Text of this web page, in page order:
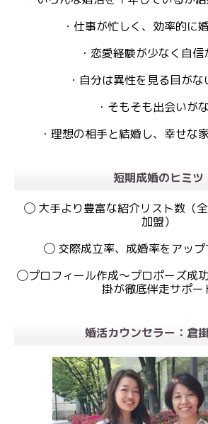
・仕事が忙しく、効率的に
・恋愛経験が少なく自信
・自分は異性を見る目がな
・そもそも出会いが
・理想の相手と結婚し、幸せな
短期成婚のヒミツ
◯ 大手より豊富な紹介リスト数（
加盟）
◯ 交際成立率、成婚率をアップ
◯プロフィール作成〜プロポーズ成
掛が徹底伴走サポー
婚活カウンセラー：倉